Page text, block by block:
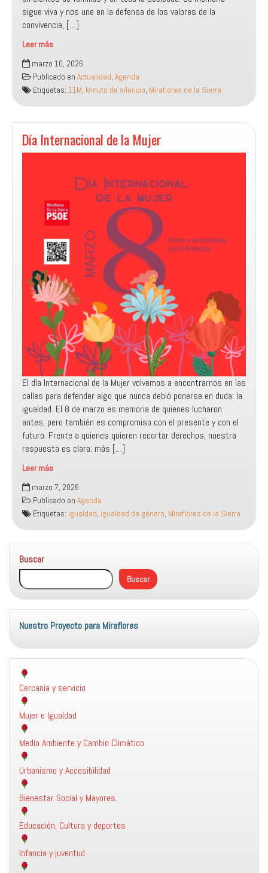
sigue viva y nos une en la defensa de los valores de la
convivencia, […]
Leer más
Minuto
de
Silencio
por
el
11M
marzo 10, 2026
Publicado en Actualidad, Agenda
Etiquetas: 11M, Minuto de silencio, Miraflores de la Sierra
Día Internacional de la Mujer
El día Internacional de la Mujer volvemos a encontrarnos en las
calles para defender algo que nunca debió ponerse en duda: la
igualdad. El 8 de marzo es memoria de quienes lucharon
antes, pero también es compromiso con el presente y con el
futuro. Frente a quienes quieren recortar derechos, nuestra
respuesta es clara: más […]
Leer más
Día
Internacional
de
la
Mujer
marzo 7, 2026
Publicado en Agenda
Etiquetas: Igualdad, igualdad de género, Miraflores de la Sierra
Buscar
Buscar
Nuestro Proyecto para Miraflores
Cercanía y servicio
Mujer e Igualdad
Medio Ambiente y Cambio Climático
Urbanismo y Accesibilidad
Bienestar Social y Mayores.
Educación, Cultura y deportes
Infancia y juventud